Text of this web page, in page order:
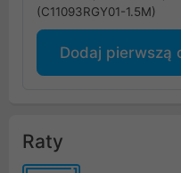
(C11093RGY01-1.5M)
Dodaj pierwszą
Raty